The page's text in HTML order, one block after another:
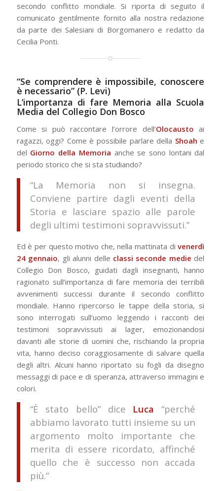
secondo conflitto mondiale. Si riporta di seguito il
comunicato gentilmente fornito alla nostra redazione
da parte dei Salesiani di Borgomanero e redatto da
Cecilia Ponti.
“Se comprendere è impossibile, conoscere
è necessario” (P. Levi)
L’importanza di fare Memoria alla Scuola
Media del Collegio Don Bosco
Come si può raccontare l’orrore dell’Olocausto ai
ragazzi, oggi? Come è possibile parlare della Shoah e
del Giorno della Memoria anche se sono lontani dal
periodo storico che si sta studiando?
“La Memoria non si insegna.
Conviene partire dagli eventi della
Storia e lasciare spazio alle parole
degli ultimi testimoni sopravvissuti.”
Ed è per questo motivo che, nella mattinata divenerdì
24 gennaio, gli alunni delle classi seconde medie del
Collegio Don Bosco, guidati dagli insegnanti, hanno
ragionato sull’importanza di fare memoria dei terribili
avvenimenti successi durante il secondo conflitto
mondiale. Hanno ripercorso le tappe della storia, si
sono interrogati sull’uomo leggendo i racconti dei
testimoni sopravvissuti ai lager, emozionandosi
davanti alle storie di uomini che, rischiando la propria
vita, hanno deciso coraggiosamente di salvare quella
degli altri. Alcuni hanno riportato su fogli da disegno
messaggi di pace e di speranza, attraverso immagini e
colori.
“È stato bello” dice Luca “perché
abbiamo lavorato tutti insieme su un
argomento molto importante che
merita di essere ricordato, affinché
quello che è successo non accada
più.”